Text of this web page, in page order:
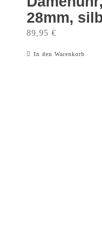
28mm,
89,95 €
In den Warenkorb